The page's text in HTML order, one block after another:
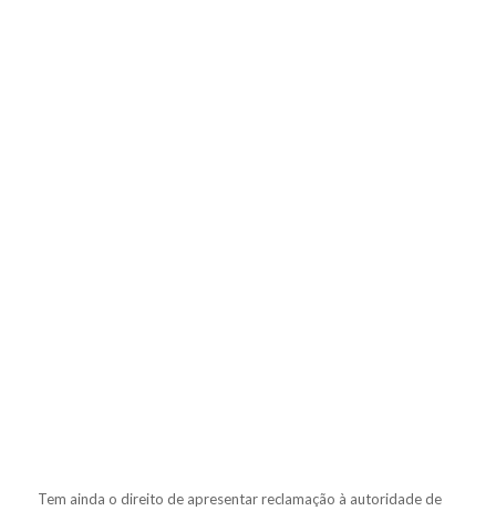
Tem ainda o direito de apresentar reclamação à autoridade de